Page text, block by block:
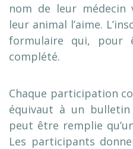
nom de leur médecin
leur animal l’aime.
formulaire qui, pour
complété.
Chaque participation
équivaut à un
peut être remplie
Les participants